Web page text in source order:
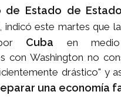
de Estado de
, indicó este martes que
Cuba en
con Washington no
drástico" y
una economía